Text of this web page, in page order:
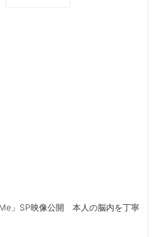
」SP映像公開 本人の脳内を丁寧